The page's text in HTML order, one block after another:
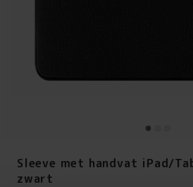
Sleeve met handvat iPad/
zwart